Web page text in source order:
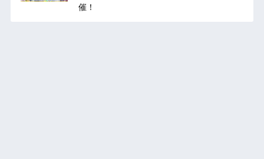
催！